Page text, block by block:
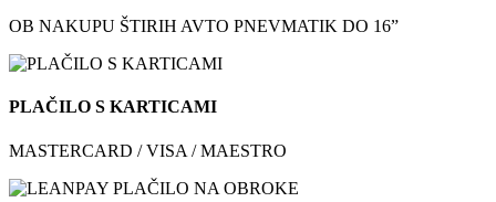
OB NAKUPU ŠTIRIH AVTO PNEVMATIK DO 16”
PLAČILO S KARTICAMI
MASTERCARD / VISA / MAESTRO